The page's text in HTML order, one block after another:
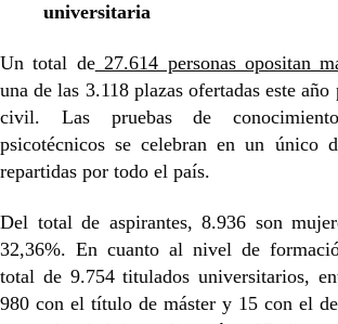
universitaria
Un total de27.614 personas opositan
una de las 3.118 plazas ofertadas este año
civil. Las pruebas de
psicotécnicos se celebran en un único
repartidas por todo el país.
Del total de aspirantes, 8.936 son
32,36%. En cuanto al nivel de
total de 9.754 titulados universitarios,
980 con el título de máster y 15 con el